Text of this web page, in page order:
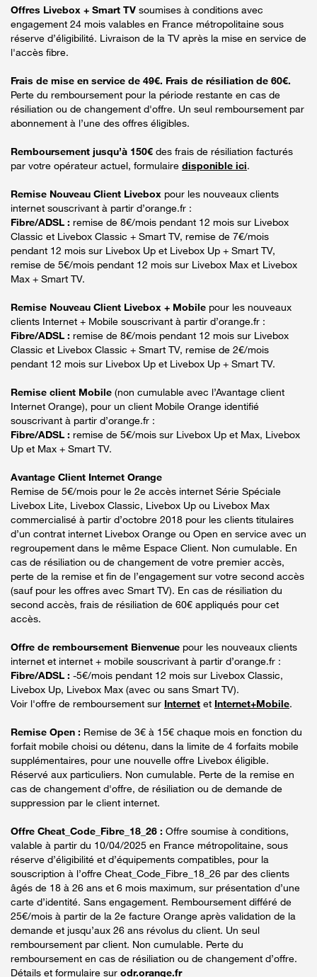
Offres Livebox + Smart TV soumises à conditions avec
engagement 24 mois valables en France métropolitaine sous
réserve d’éligibilité. Livraison de la TV après la mise en service de
l'accès fibre.
Frais de mise en service de 49€. Frais de résiliation de 60€.
Perte du remboursement pour la période restante en cas de
résiliation ou de changement d'offre. Un seul remboursement par
abonnement à l’une des offres éligibles.
Remboursement jusqu’à 150€ des frais de résiliation facturés
par votre opérateur actuel, formulaire disponible ici.
Remise Nouveau Client Livebox pour les nouveaux clients
internet souscrivant à partir d’orange.fr :
Fibre/ADSL : remise de 8€/mois pendant 12 mois sur Livebox
Classic et Livebox Classic + Smart TV, remise de 7€/mois
pendant 12 mois sur Livebox Up et Livebox Up + Smart TV,
remise de 5€/mois pendant 12 mois sur Livebox Max et Livebox
Max + Smart TV.
Remise Nouveau Client Livebox + Mobile pour les nouveaux
clients Internet + Mobile souscrivant à partir d’orange.fr :
Fibre/ADSL : remise de 8€/mois pendant 12 mois sur Livebox
Classic et Livebox Classic + Smart TV, remise de 2€/mois
pendant 12 mois sur Livebox Up et Livebox Up + Smart TV.
Remise client Mobile (non cumulable avec l’Avantage client
Internet Orange), pour un client Mobile Orange identifié
souscrivant à partir d’orange.fr :
Fibre/ADSL : remise de 5€/mois sur Livebox Up et Max, Livebox
Up et Max + Smart TV.
Avantage Client Internet Orange
Remise de 5€/mois pour le 2e accès internet Série Spéciale
Livebox Lite, Livebox Classic, Livebox Up ou Livebox Max
commercialisé à partir d’octobre 2018 pour les clients titulaires
d’un contrat internet Livebox Orange ou Open en service avec un
regroupement dans le même Espace Client. Non cumulable. En
cas de résiliation ou de changement de votre premier accès,
perte de la remise et fin de l’engagement sur votre second accès
(sauf pour les offres avec Smart TV). En cas de résiliation du
second accès, frais de résiliation de 60€ appliqués pour cet
accès.
Offre de remboursement Bienvenue pour les nouveaux clients
internet et internet + mobile souscrivant à partir d’orange.fr :
Fibre/ADSL : -5€/mois pendant 12 mois sur Livebox Classic,
Livebox Up, Livebox Max (avec ou sans Smart TV).
Voir l'offre de remboursement sur Internet et Internet+Mobile.
Remise Open : Remise de 3€ à 15€ chaque mois en fonction du
forfait mobile choisi ou détenu, dans la limite de 4 forfaits mobile
supplémentaires, pour une nouvelle offre Livebox éligible.
Réservé aux particuliers. Non cumulable. Perte de la remise en
cas de changement d'offre, de résiliation ou de demande de
suppression par le client internet.
Offre Cheat_Code_Fibre_18_26 : Offre soumise à conditions,
valable à partir du 10/04/2025 en France métropolitaine, sous
réserve d’éligibilité et d’équipements compatibles, pour la
souscription à l’offre Cheat_Code_Fibre_18_26 par des clients
âgés de 18 à 26 ans et 6 mois maximum, sur présentation d’une
carte d’identité. Sans engagement. Remboursement différé de
25€/mois à partir de la 2e facture Orange après validation de la
demande et jusqu’aux 26 ans révolus du client. Un seul
remboursement par client. Non cumulable. Perte du
remboursement en cas de résiliation ou de changement d’offre.
Détails et formulaire sur odr.orange.fr